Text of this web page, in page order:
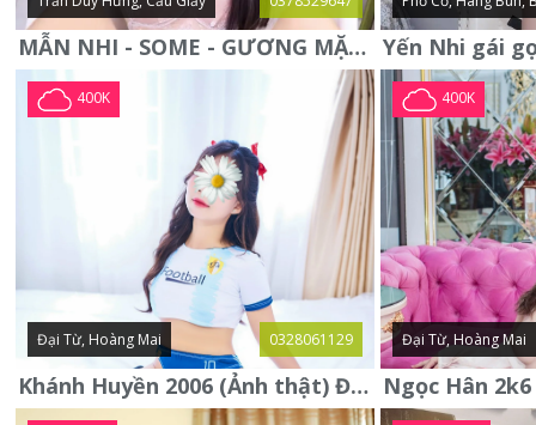
MẪN NHI - SOME - GƯƠNG MẶT XINH XẮN -CỰC CHIỀU KHÁCH
400K
Đại Từ, Hoàng Mai 0328061129
Khánh Huyền 2006 (Ảnh thật) Đại từ - Hoàng Mai
400K
Đại Từ, Hoàng Mai